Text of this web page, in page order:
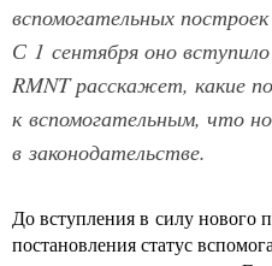
вспомогательных
С 1 сентября оно
RMNT расскажет, какие
к вспомогательным, что
в законодательстве.
До вступления в силу нового
постановления статус